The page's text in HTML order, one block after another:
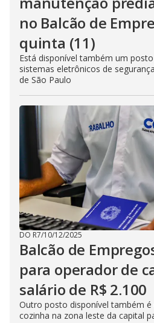
no Balcão de
quinta (11)
Está disponível também um
sistemas eletrônicos de
de São Paulo
DO R7/10/12/2025
Balcão de
para operador de
salário de R$ 2.100
Outro posto disponível também
cozinha na zona leste da capital